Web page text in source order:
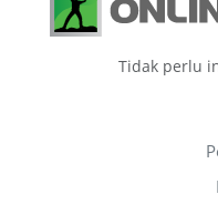
Tidak perlu